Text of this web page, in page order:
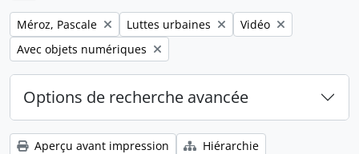
Remove filter:
Méroz, Pascale Remove filter:
Luttes urbaines Remove filter:
Vidéo
Remove filter:
Avec objets numériques
Options de recherche avancée
Aperçu avant impression
Hiérarchie